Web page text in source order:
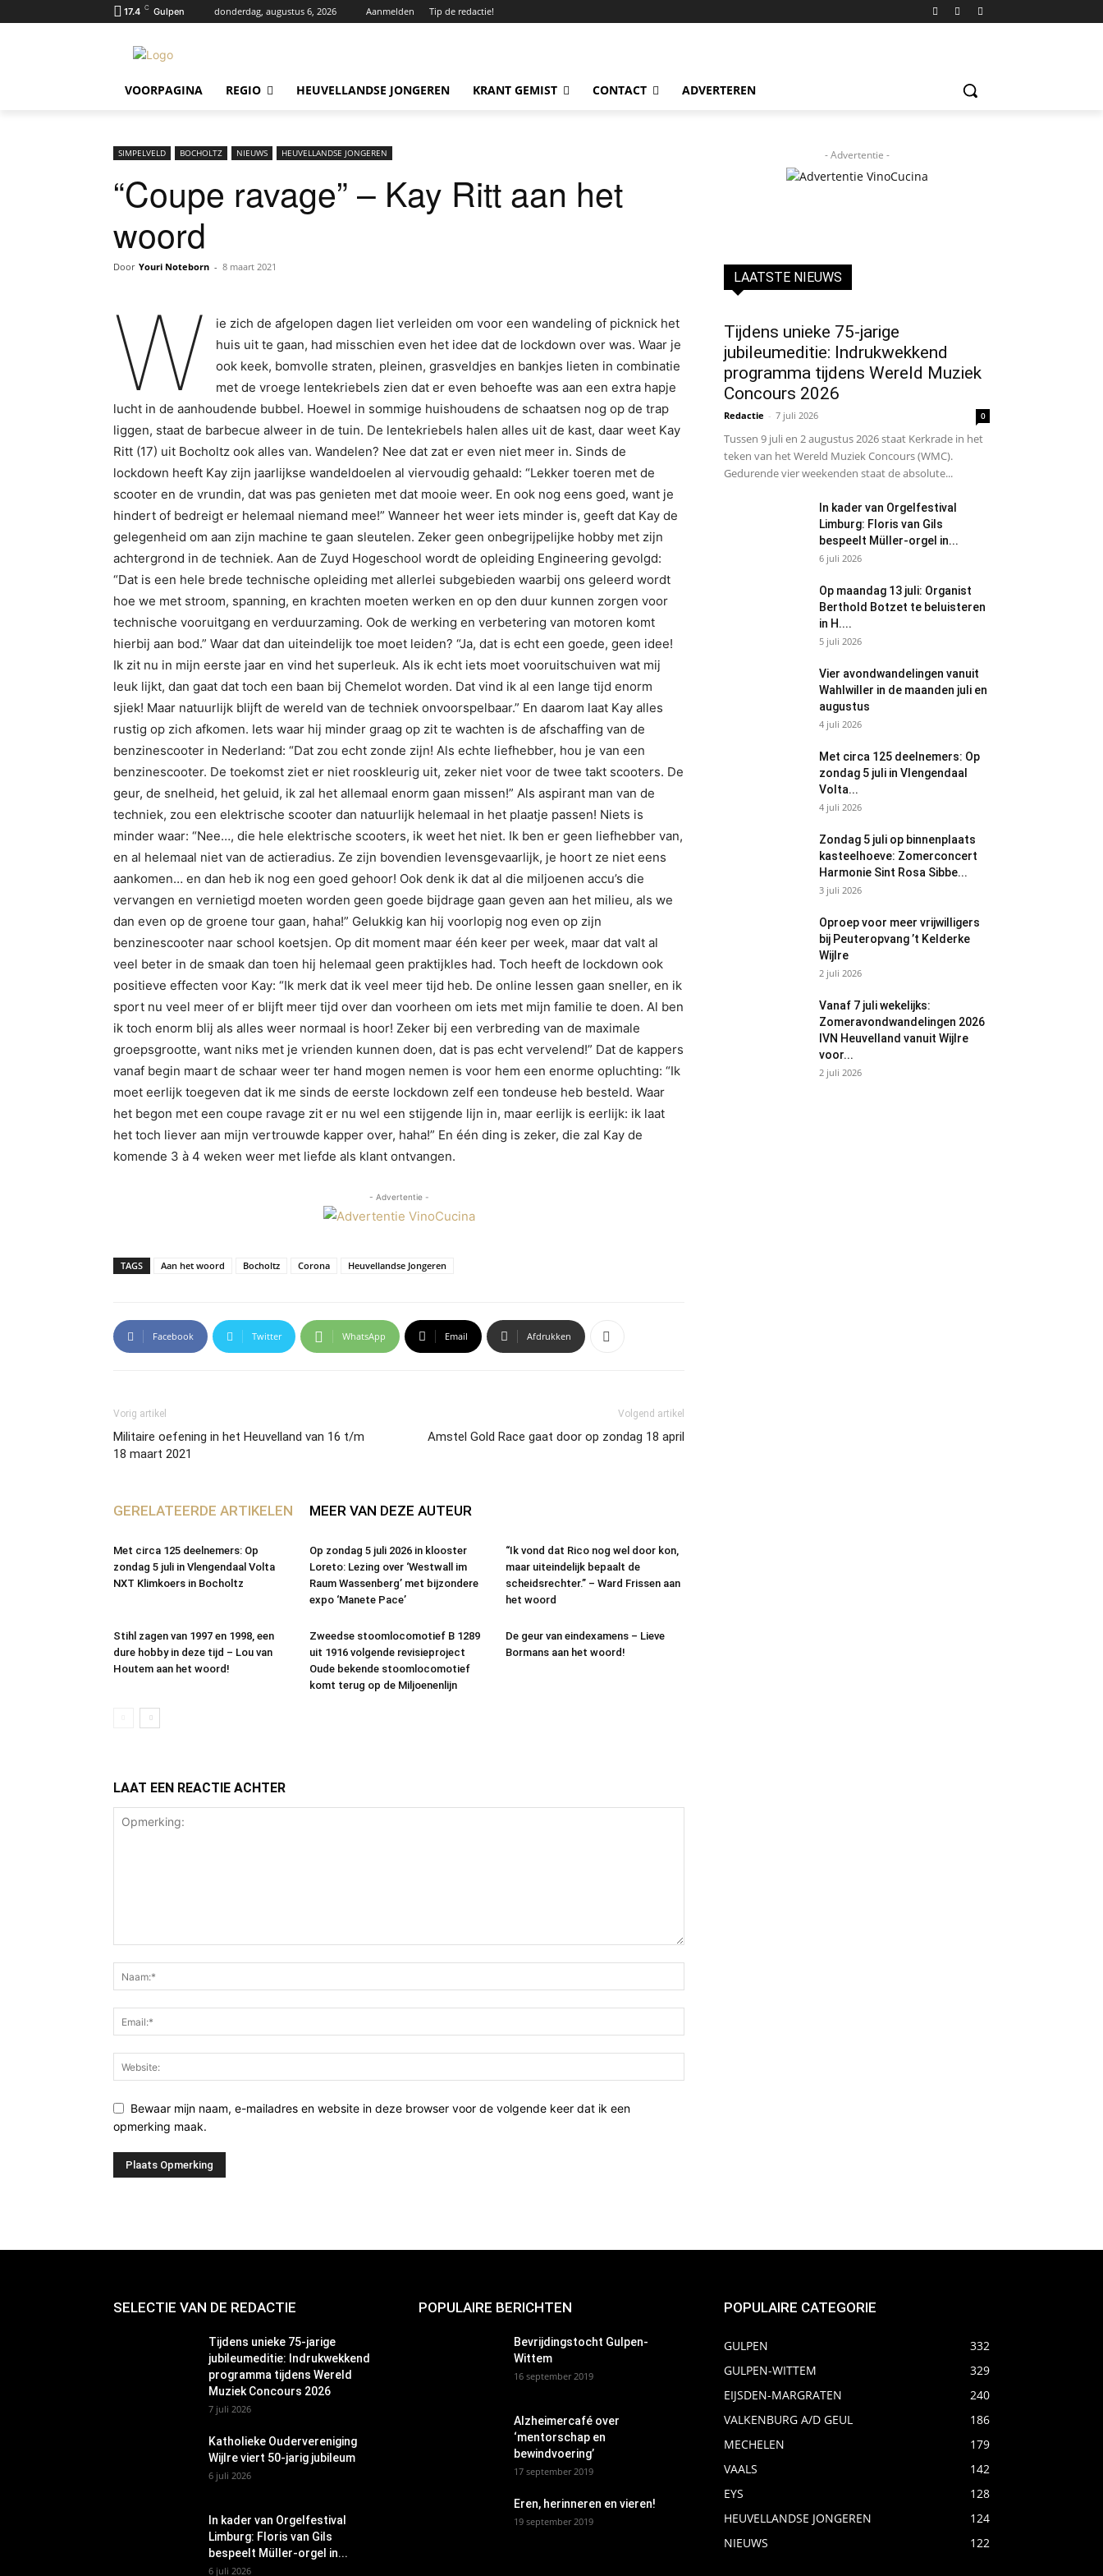
17.4 C Gulpen donderdag, augustus 6, 2026 Aanmelden Tip de redactie!
VOORPAGINA REGIO HEUVELLANDSE JONGEREN KRANT GEMIST CONTACT ADVERTEREN
SIMPELVELD BOCHOLTZ NIEUWS HEUVELLANDSE JONGEREN
“Coupe ravage” – Kay Ritt aan het
woord
Door Youri Noteborn - 8 maart 2021
W
ie zich de afgelopen dagen liet verleiden om voor een wandeling of picknick het
huis uit te gaan, had misschien even het idee dat de lockdown over was. Waar je
ook keek, bomvolle straten, pleinen, grasveldjes en bankjes lieten in combinatie
met de vroege lentekriebels zien dat er even behoefte was aan een extra hapje
lucht in de aanhoudende bubbel. Hoewel in sommige huishoudens de schaatsen nog op de trap
liggen, staat de barbecue alweer in de tuin. De lentekriebels halen alles uit de kast, daar weet Kay
Ritt (17) uit Bocholtz ook alles van. Wandelen? Nee dat zat er even niet meer in. Sinds de
lockdown heeft Kay zijn jaarlijkse wandeldoelen al viervoudig gehaald: “Lekker toeren met de
scooter en de vrundin, dat was pas genieten met dat mooie weer. En ook nog eens goed, want je
hindert of bedreigt er helemaal niemand mee!” Wanneer het weer iets minder is, geeft dat Kay de
gelegenheid om aan zijn machine te gaan sleutelen. Zeker geen onbegrijpelijke hobby met zijn
achtergrond in de techniek. Aan de Zuyd Hogeschool wordt de opleiding Engineering gevolgd:
“Dat is een hele brede technische opleiding met allerlei subgebieden waarbij ons geleerd wordt
hoe we met stroom, spanning, en krachten moeten werken en op den duur kunnen zorgen voor
technische vooruitgang en verduurzaming. Ook de werking en verbetering van motoren komt
hierbij aan bod.” Waar dat dan uiteindelijk toe moet leiden? “Ja, dat is echt een goede, geen idee!
Ik zit nu in mijn eerste jaar en vind het superleuk. Als ik echt iets moet vooruitschuiven wat mij
leuk lijkt, dan gaat dat toch een baan bij Chemelot worden. Dat vind ik al een lange tijd enorm
sjiek! Maar natuurlijk blijft de wereld van de techniek onvoorspelbaar.” En daarom laat Kay alles
rustig op zich afkomen. Iets waar hij minder graag op zit te wachten is de afschaffing van de
benzinescooter in Nederland: “Dat zou echt zonde zijn! Als echte liefhebber, hou je van een
benzinescooter. De toekomst ziet er niet rooskleurig uit, zeker niet voor de twee takt scooters. De
geur, de snelheid, het geluid, ik zal het allemaal enorm gaan missen!” Als aspirant man van de
techniek, zou een elektrische scooter dan natuurlijk helemaal in het plaatje passen! Niets is
minder waar: “Nee…, die hele elektrische scooters, ik weet het niet. Ik ben er geen liefhebber van,
en al helemaal niet van de actieradius. Ze zijn bovendien levensgevaarlijk, je hoort ze niet eens
aankomen… en dan heb ik nog een goed gehoor! Ook denk ik dat al die miljoenen accu’s die
vervangen en vernietigd moeten worden geen goede bijdrage gaan geven aan het milieu, als we
dan even op de groene tour gaan, haha!” Gelukkig kan hij voorlopig nog even op zijn
benzinescooter naar school koetsjen. Op dit moment maar één keer per week, maar dat valt al
veel beter in de smaak dan toen hij helemaal geen praktijkles had. Toch heeft de lockdown ook
positieve effecten voor Kay: “Ik merk dat ik veel meer tijd heb. De online lessen gaan sneller, en ik
sport nu veel meer of er blijft meer tijd over dan voorheen om iets met mijn familie te doen. Al ben
ik toch enorm blij als alles weer normaal is hoor! Zeker bij een verbreding van de maximale
groepsgrootte, want niks met je vrienden kunnen doen, dat is pas echt vervelend!” Dat de kappers
vanaf begin maart de schaar weer ter hand mogen nemen is voor hem een enorme opluchting: “Ik
moet eerlijk toegeven dat ik me sinds de eerste lockdown zelf een tondeuse heb besteld. Waar
het begon met een coupe ravage zit er nu wel een stijgende lijn in, maar eerlijk is eerlijk: ik laat
het toch liever aan mijn vertrouwde kapper over, haha!” En één ding is zeker, die zal Kay de
komende 3 à 4 weken weer met liefde als klant ontvangen.
- Advertentie -
TAGS Aan het woord Bocholtz Corona Heuvellandse Jongeren
Facebook Twitter WhatsApp Email Afdrukken
Vorig artikel
Militaire oefening in het Heuvelland van 16 t/m
18 maart 2021
Volgend artikel
Amstel Gold Race gaat door op zondag 18 april
GERELATEERDE ARTIKELEN MEER VAN DEZE AUTEUR
Met circa 125 deelnemers: Op
zondag 5 juli in Vlengendaal Volta
NXT Klimkoers in Bocholtz
Op zondag 5 juli 2026 in klooster
Loreto: Lezing over ‘Westwall im
Raum Wassenberg’ met bijzondere
expo ‘Manete Pace’
“Ik vond dat Rico nog wel door kon,
maar uiteindelijk bepaalt de
scheidsrechter.” – Ward Frissen aan
het woord
Stihl zagen van 1997 en 1998, een
dure hobby in deze tijd – Lou van
Houtem aan het woord!
Zweedse stoomlocomotief B 1289
uit 1916 volgende revisieproject
Oude bekende stoomlocomotief
komt terug op de Miljoenenlijn
De geur van eindexamens – Lieve
Bormans aan het woord!
LAAT EEN REACTIE ACHTER
Bewaar mijn naam, e-mailadres en website in deze browser voor de volgende keer dat ik een
opmerking maak.
- Advertentie -
LAATSTE NIEUWS
Tijdens unieke 75-jarige
jubileumeditie: Indrukwekkend
programma tijdens Wereld Muziek
Concours 2026
Redactie - 7 juli 2026 0
Tussen 9 juli en 2 augustus 2026 staat Kerkrade in het
teken van het Wereld Muziek Concours (WMC).
Gedurende vier weekenden staat de absolute...
In kader van Orgelfestival
Limburg: Floris van Gils
bespeelt Müller-orgel in...
6 juli 2026
Op maandag 13 juli: Organist
Berthold Botzet te beluisteren
in H....
5 juli 2026
Vier avondwandelingen vanuit
Wahlwiller in de maanden juli en
augustus
4 juli 2026
Met circa 125 deelnemers: Op
zondag 5 juli in Vlengendaal
Volta...
4 juli 2026
Zondag 5 juli op binnenplaats
kasteelhoeve: Zomerconcert
Harmonie Sint Rosa Sibbe...
3 juli 2026
Oproep voor meer vrijwilligers
bij Peuteropvang ’t Kelderke
Wijlre
2 juli 2026
Vanaf 7 juli wekelijks:
Zomeravondwandelingen 2026
IVN Heuvelland vanuit Wijlre
voor...
2 juli 2026
SELECTIE VAN DE REDACTIE
Tijdens unieke 75-jarige
jubileumeditie: Indrukwekkend
programma tijdens Wereld
Muziek Concours 2026
7 juli 2026
Katholieke Oudervereniging
Wijlre viert 50-jarig jubileum
6 juli 2026
In kader van Orgelfestival
Limburg: Floris van Gils
bespeelt Müller-orgel in...
6 juli 2026
POPULAIRE BERICHTEN
Bevrijdingstocht Gulpen-
Wittem
16 september 2019
Alzheimercafé over
‘mentorschap en
bewindvoering’
17 september 2019
Eren, herinneren en vieren!
19 september 2019
POPULAIRE CATEGORIE
GULPEN
332
GULPEN-WITTEM
329
EIJSDEN-MARGRATEN
240
VALKENBURG A/D GEUL
186
MECHELEN
179
VAALS
142
EYS
128
HEUVELLANDSE JONGEREN
124
NIEUWS
122